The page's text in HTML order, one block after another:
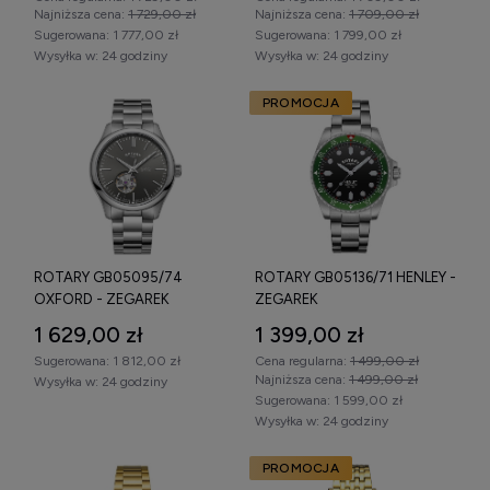
Zegarek Rotary – specyfikacja
Zegarki Rotarywyposażone są w precyzyjne mechanizmy
kwarcowe oraz automatyczne, w zależności od kolekcji.
Wybrane modele posiadają oznaczenie
Rotary Swiss Made
potwierdzające produkcję zgodnie ze szwajcarskimi
standardami.
W zależności od modelu dostępne są:
mechanizm kwarcowy,
mechanizm automatyczny,
funkcja chronografu,
koperta ze stali nierdzewnej,
Najniższa cena: 1 729,00 zł
Wysyłka w: 24 godziny
Sugerowana: 1 777,00 zł
Najniższa cena: 1 709,00 zł
Wysyłka w: 24 godziny
Sugerowana: 1 799,00 zł
ROTARY GB05095/74
OXFORD - ZEGAREK
1 629,00 zł
Wysyłka w: 24 godziny
Sugerowana: 1 812,00 zł
ROTARY GB05136/71 HENLEY -
ZEGAREK
1 399,00 zł
Cena regularna: 1 499,00 zł
Najniższa cena: 1 499,00 zł
Wysyłka w: 24 godziny
Sugerowana: 1 599,00 zł
PROMOCJA
PROMOCJA